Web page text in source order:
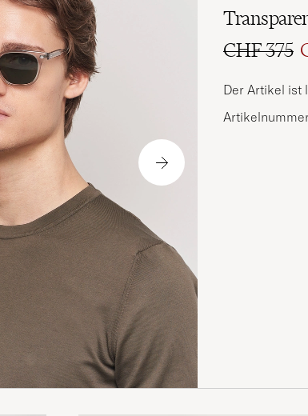
Regulärer
CHF 375
Der Artikel ist